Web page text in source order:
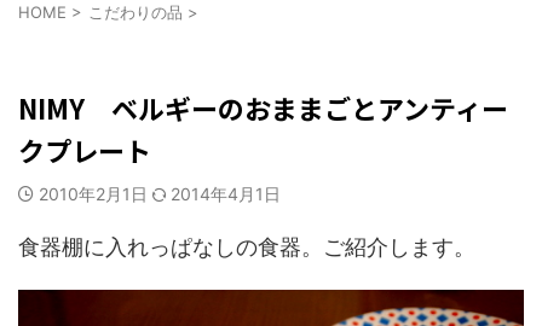
HOME > こだわりの品 >
NIMY ベルギーのおままごとアンティー
クプレート
2010年2月1日 2014年4月1日
食器棚に入れっぱなしの食器。ご紹介します。